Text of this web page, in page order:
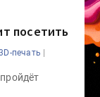
посетить
печать |